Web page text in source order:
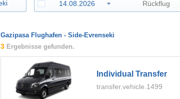
Gazipasa Flughafen - Side-Evrenseki
3 Ergebnisse gefunden.
Individual Transfer
transfer.vehicle.1499